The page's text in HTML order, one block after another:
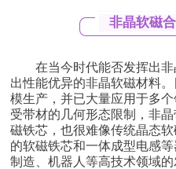
非晶软磁
在当今时代能否发挥出
出性能优异的非晶软磁材料
模生产，并已大量应用于多
受带材的几何形态限制，非
磁铁芯，也很难像传统晶态
的软磁铁芯和一体成型电感
制造、机器人等高技术领域